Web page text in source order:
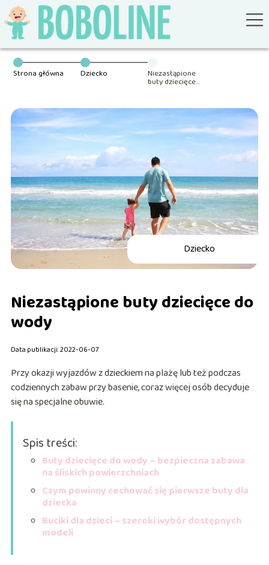
Strona główna Dziecko Niezastąpione
buty dziecięce
Dziecko
Niezastąpione buty dziecięce do
wody
Data publikacji: 2022-06-07
Przy okazji wyjazdów z dzieckiem na plażę lub też podczas
codziennych zabaw przy basenie, coraz więcej osób decyduje
się na specjalne obuwie.
Spis treści:
Buty dziecięce do wody – bezpieczna zabawa
na śliskich powierzchniach
Czym powinny cechować się pierwsze buty dla
dziecka
Buciki dla dzieci – szeroki wybór dostępnych
modeli